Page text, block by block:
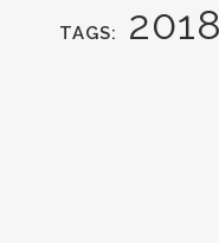
TAGS: 2018